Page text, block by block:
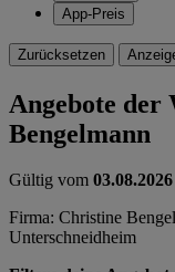
App-Preis
Zurücksetzen
Angebote der
Bengelmann
Gültig vom 03.08.2026
Firma: Christine
Unterschneidheim